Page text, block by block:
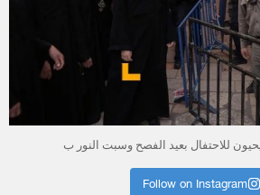
أبريل 23
للاحتفال بعيد الفصح وسبت النور ب
Follow on Instagram